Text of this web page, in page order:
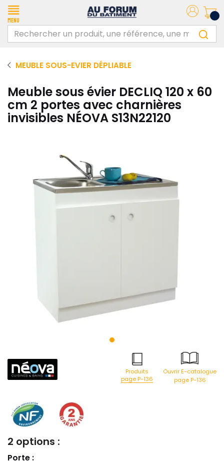
Menu
MEUBLE SOUS-EVIER DÉPLIABLE
Meuble sous évier DECLIQ 120 x 60
cm 2 portes avec charnières
invisibles NÉOVA S13N22120
Produits
page P-136
Ouvrir E-catalogue
page P-136
2 options :
Porte :